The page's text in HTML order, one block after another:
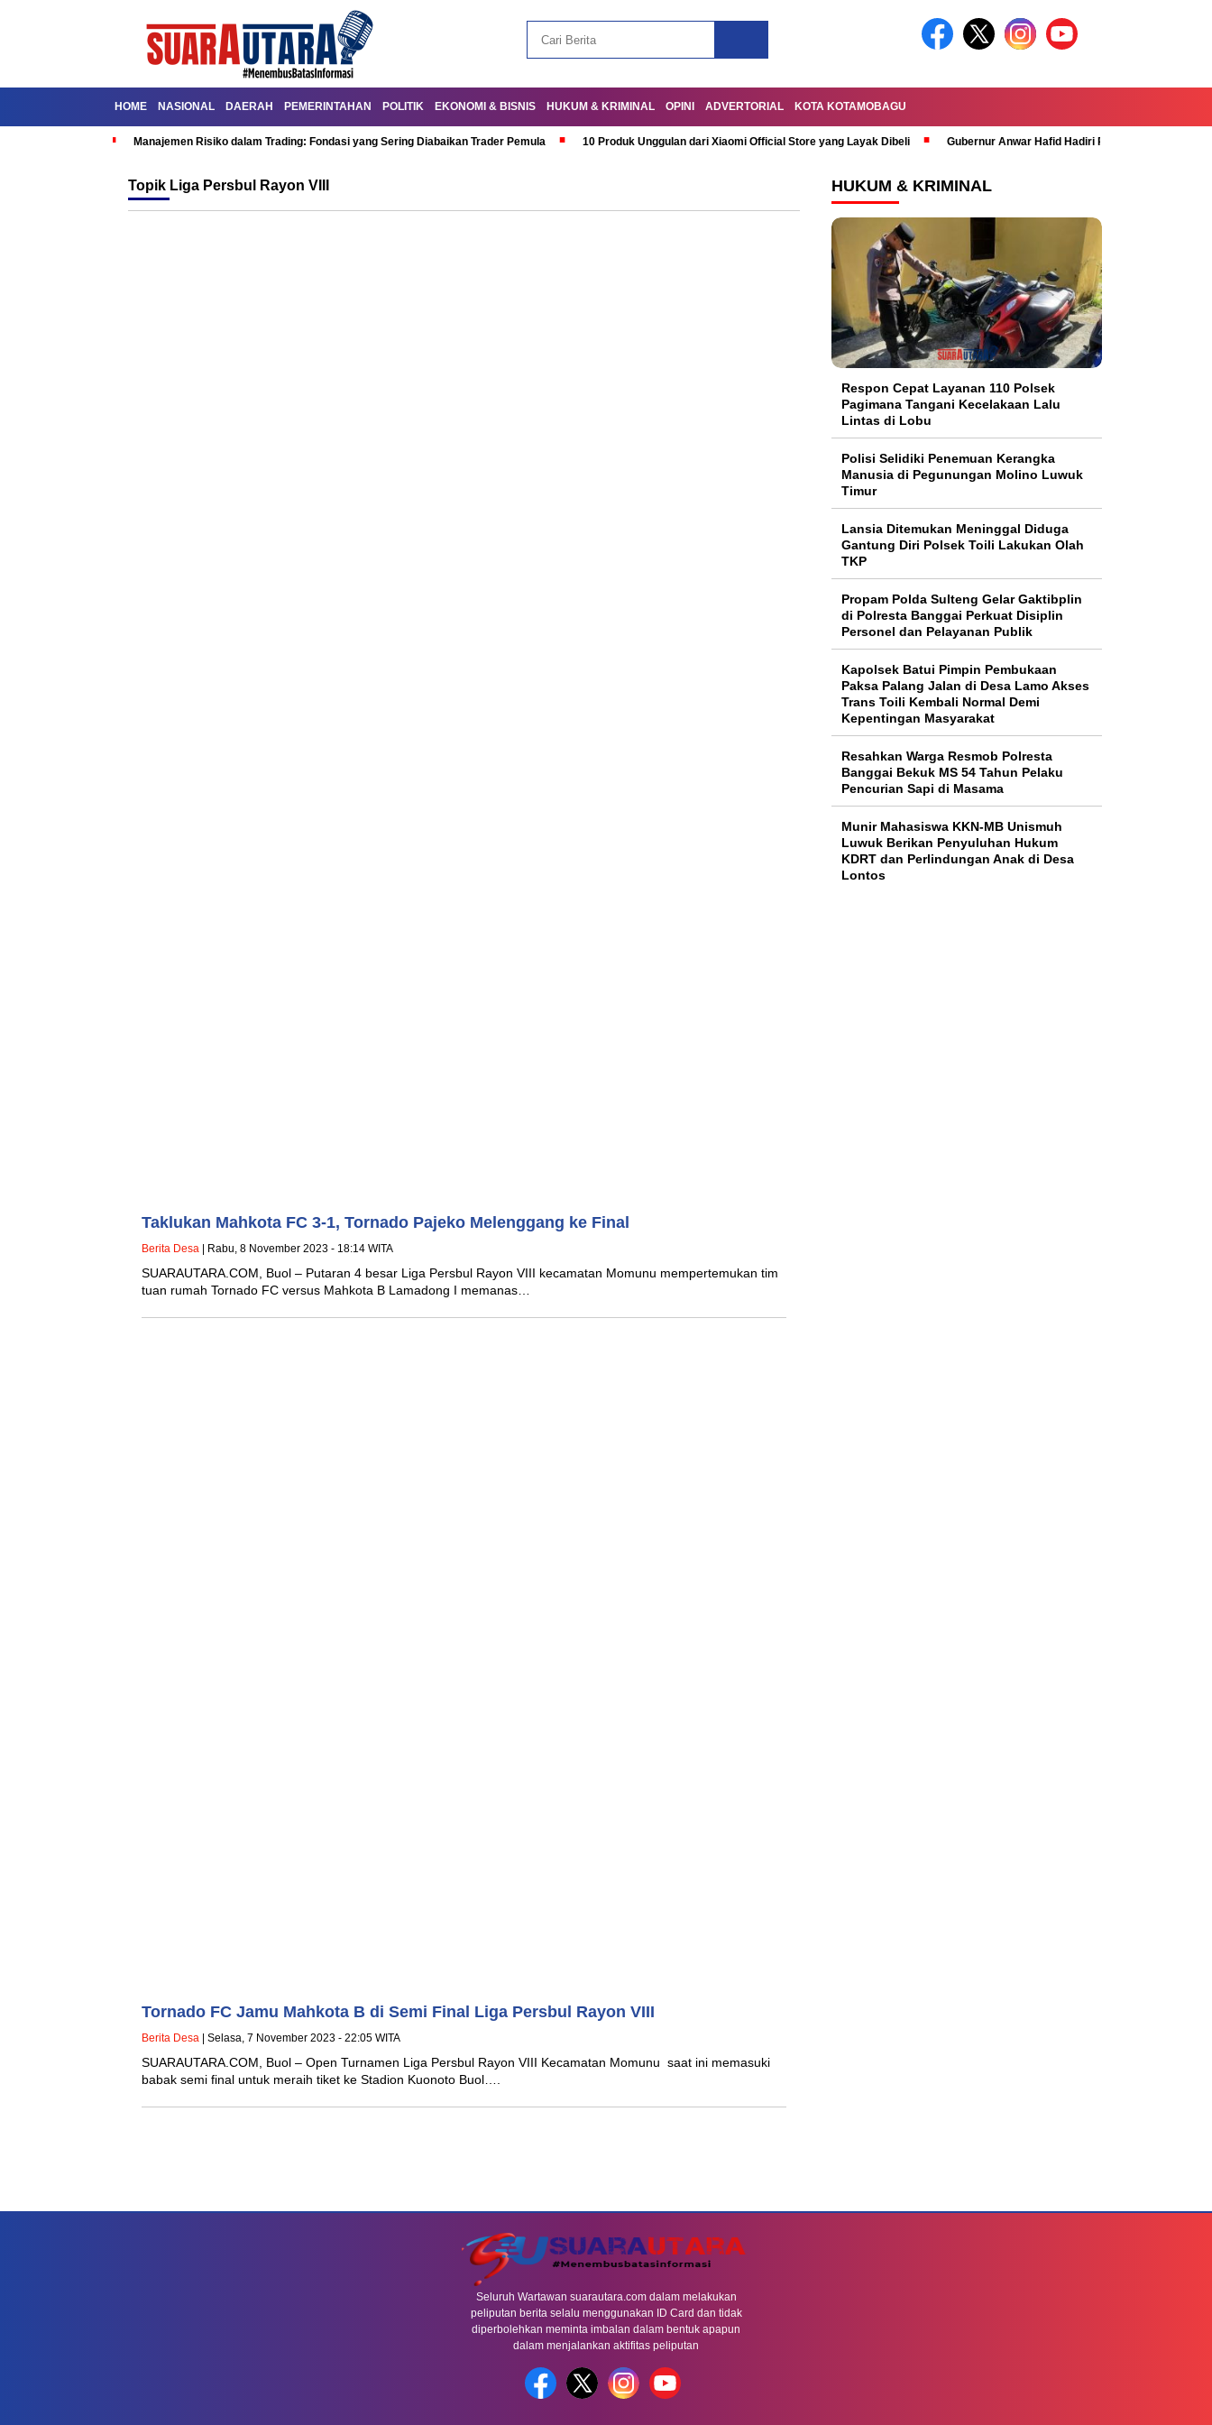
HOME NASIONAL DAERAH PEMERINTAHAN POLITIK EKONOMI & BISNIS HUKUM & KRIMINAL OPINI ADVERTORIAL KOTA KOTAMOBAGU
Manajemen Risiko dalam Trading: Fondasi yang Sering Diabaikan Trader Pemula 10 Produk Unggulan dari Xiaomi Official Store yang Layak Dibeli Gubernur Anwar Hafid Hadiri Rapat Paripurna
Topik Liga Persbul Rayon VIII
Taklukan Mahkota FC 3-1, Tornado Pajeko Melenggang ke Final
Berita Desa | Rabu, 8 November 2023 - 18:14 WITA
SUARAUTARA.COM, Buol – Putaran 4 besar Liga Persbul Rayon VIII kecamatan Momunu mempertemukan tim
tuan rumah Tornado FC versus Mahkota B Lamadong I memanas…
Tornado FC Jamu Mahkota B di Semi Final Liga Persbul Rayon VIII
Berita Desa | Selasa, 7 November 2023 - 22:05 WITA
SUARAUTARA.COM, Buol – Open Turnamen Liga Persbul Rayon VIII Kecamatan Momunu saat ini memasuki
babak semi final untuk meraih tiket ke Stadion Kuonoto Buol….
HUKUM & KRIMINAL
Respon Cepat Layanan 110 Polsek
Pagimana Tangani Kecelakaan Lalu
Lintas di Lobu
Polisi Selidiki Penemuan Kerangka
Manusia di Pegunungan Molino Luwuk
Timur
Lansia Ditemukan Meninggal Diduga
Gantung Diri Polsek Toili Lakukan Olah
TKP
Propam Polda Sulteng Gelar Gaktibplin
di Polresta Banggai Perkuat Disiplin
Personel dan Pelayanan Publik
Kapolsek Batui Pimpin Pembukaan
Paksa Palang Jalan di Desa Lamo Akses
Trans Toili Kembali Normal Demi
Kepentingan Masyarakat
Resahkan Warga Resmob Polresta
Banggai Bekuk MS 54 Tahun Pelaku
Pencurian Sapi di Masama
Munir Mahasiswa KKN-MB Unismuh
Luwuk Berikan Penyuluhan Hukum
KDRT dan Perlindungan Anak di Desa
Lontos
Seluruh Wartawan suarautara.com dalam melakukan
peliputan berita selalu menggunakan ID Card dan tidak
diperbolehkan meminta imbalan dalam bentuk apapun
dalam menjalankan aktifitas peliputan